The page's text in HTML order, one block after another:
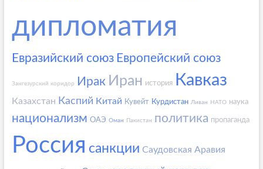
дипломатия
Евразийский союз Европейский союз
Зангезурский коридор Ирак Иран история Кавказ
Казахстан Каспий Китай Кувейт Курдистан Ливан НАТО наука
национализм ОАЭ Оман Пакистан политика пропаганда
Россия санкции Саудовская Аравия